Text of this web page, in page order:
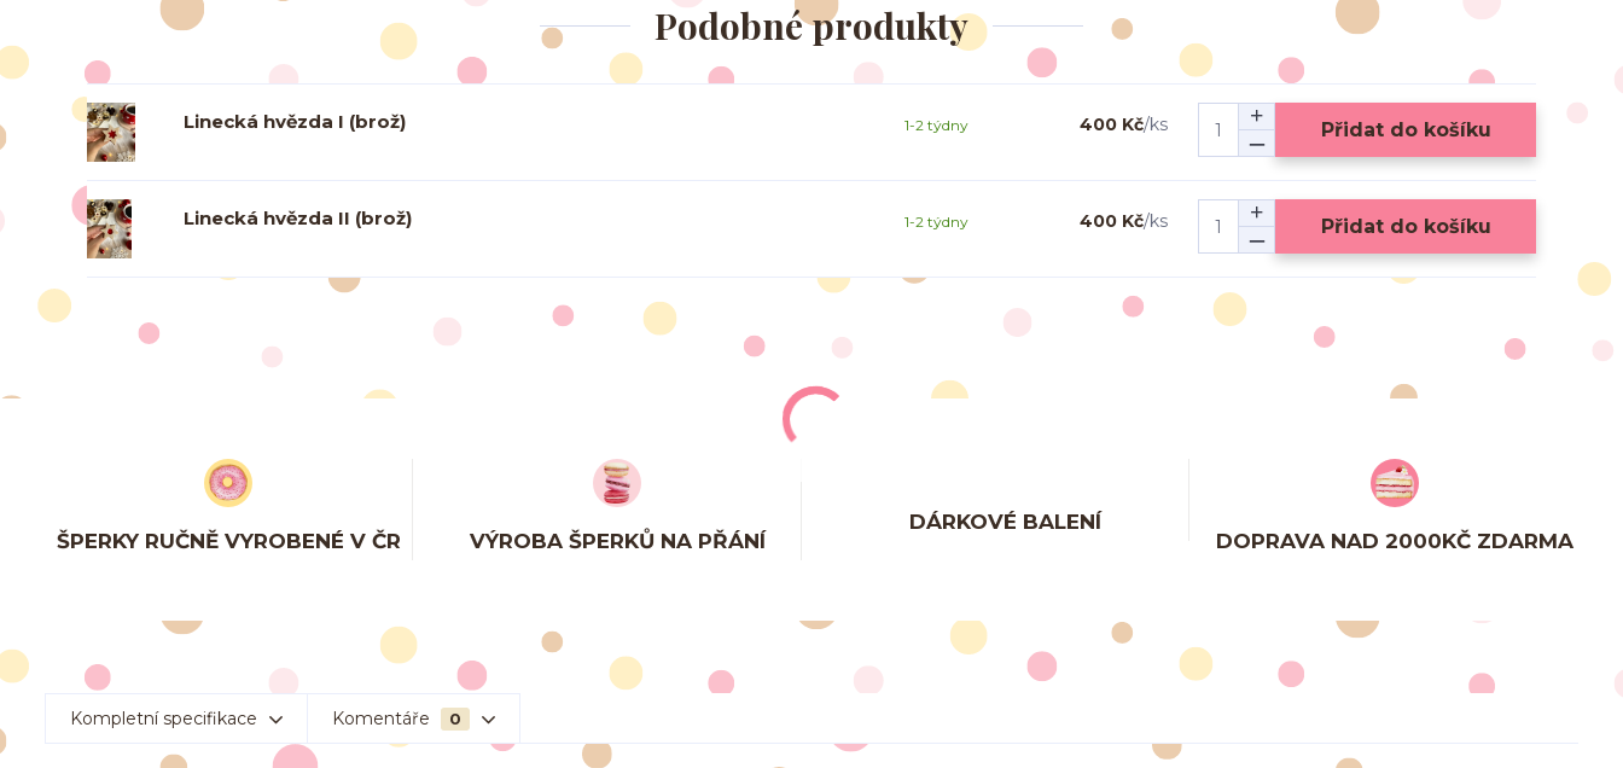
Podobné produkty
Linecká hvězda I (brož) 400 Kč/ks
1-2 týdny Přidat do košíku
Linecká hvězda II (brož) 400 Kč/ks
1-2 týdny Přidat do košíku
ŠPERKY RUČNĚ VYROBENÉ V ČR VÝROBA ŠPERKŮ NA PŘÁNÍ
DÁRKOVÉ BALENÍ
DOPRAVA NAD 2000KČ ZDARMA
Kompletní specifikace Komentáře 0